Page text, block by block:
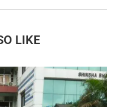
LIKE